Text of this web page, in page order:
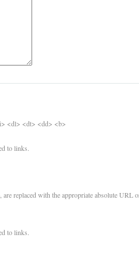
<dl> <dt> <dd> <b>
to links.
replaced with the appropriate absolute URL
to links.